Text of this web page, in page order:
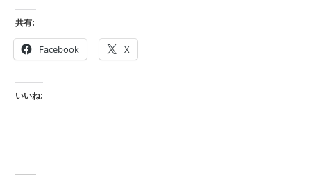
共有:
Facebook X
いいね: